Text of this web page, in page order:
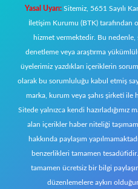
Yasal Uyarı: Sitemiz, 5651 Sayılı
İletişim Kurumu (BTK) tarafından
hizmet vermektedir. Bu
denetleme veya araştırma
üyelerimiz yazdıkları içeriklerin
olarak bu sorumluluğu kabul etmiş
marka, kurum veya şahıs şirketi ile
Sitede yalnızca kendi hazırladığımız
alan içerikler haber niteliği
hakkında paylaşım
benzerlikleri tamamen
tamamen ücretsiz bir bilgi
düzenlemelere aykırı